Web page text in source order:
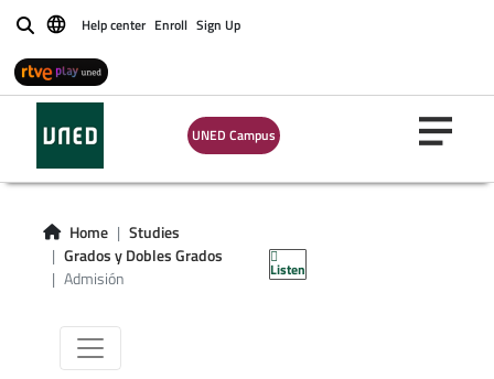
BuscarHelp center Enroll Sign Up
UNED Campus
Home
Studies
Grados y Dobles Grados
Admisión
Listen
Información
sobre la Admisión
de Grados